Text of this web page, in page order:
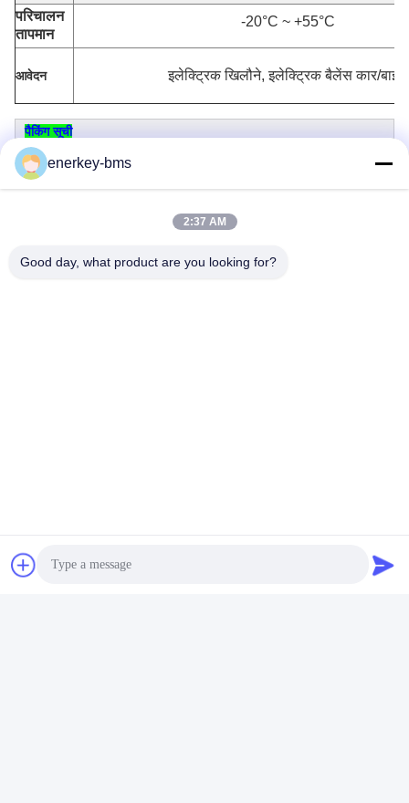
परिचालन
तापमान
-20°C ~ +55°C
आवेदन इलेक्ट्रिक खिलौने, इलेक्ट्रिक बैलेंस कार/बाइक
पैकिंग सूची
उपयोग मैनुअल
enerkey-bms
2:37 AM
Good day, what product are you looking for?